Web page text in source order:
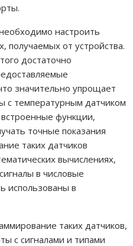
настроить
получаемых от устройства.
достаточно
значительно упрощает
с температурным датчиком
функции,
точные показания
таких датчиков
вычислениях,
в числовые
использованы в
таких датчиков,
с сигналами и типами